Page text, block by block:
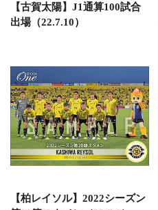
【古賀太陽】J1通算100試合
出場（22.7.10）
【柏レイソル】2022シーズン